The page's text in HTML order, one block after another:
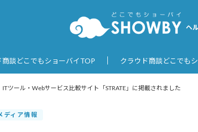
ヘ
商談どこでもショーバイTOP クラウド商談どこでも
ITツール・Webサービス比較サイト「STRATE」に掲載されました
ディア情報